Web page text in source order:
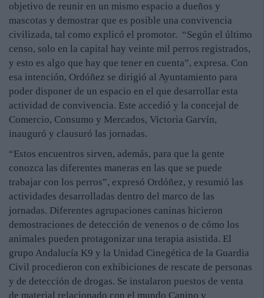
objetivo de reunir en un mismo espacio a dueños y
mascotas y demostrar que es posible una convivencia
civilizada, tal como explicó el promotor. “Según el último
censo, solo en la capital hay veinte mil perros registrados,
y esto es algo que hay que tener en cuenta”, expresa. Con
esa intención, Ordóñez se dirigió al Ayuntamiento para
poder disponer de un espacio en el que desarrollar esta
actividad de convivencia. Este accedió y la concejal de
Comercio, Consumo y Mercados, Victoria Garvín,
inauguró y clausuró las jornadas.
“Estos encuentros sirven, además, para que la gente
conozca las diferentes maneras en las que se puede
trabajar con los perros”, expresó Ordóñez, y resumió las
actividades desarrolladas dentro del marco de las
jornadas. Diferentes agrupaciones caninas hicieron
demostraciones de detección de venenos o de cómo los
animales pueden protagonizar una terapia asistida. El
grupo Andalucía K9 y la Unidad Cinegética de la Guardia
Civil procedieron con exhibiciones de rescate de personas
y de detección de drogas. Se instalaron puestos de venta
de material relacionado con el mundo Canino y